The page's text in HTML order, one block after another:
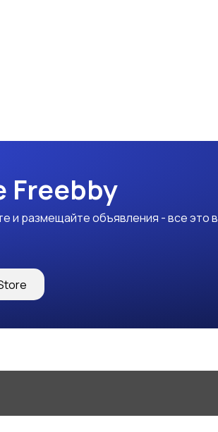
и размещайте объявления - все это в